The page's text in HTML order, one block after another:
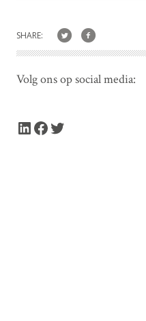
SHARE:
Volg ons op social media:
LinkedIn Facebook